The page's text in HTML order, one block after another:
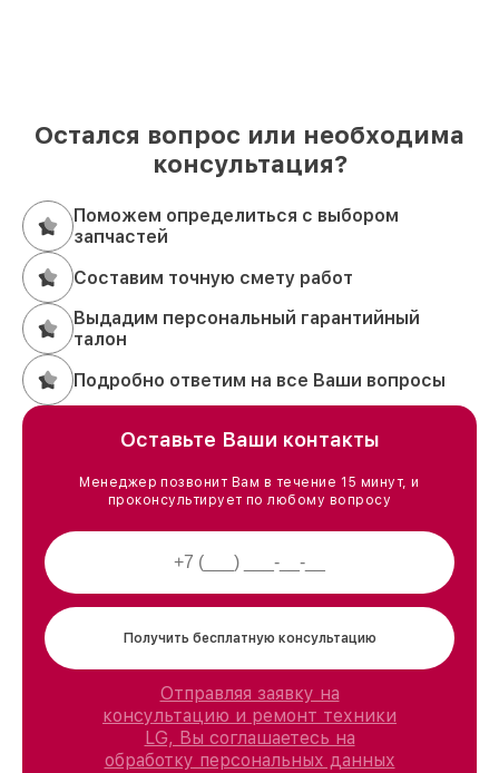
Остался вопрос или необходима
консультация?
Поможем определиться с выбором
запчастей
Составим точную смету работ
Выдадим персональный гарантийный
талон
Подробно ответим на все Ваши вопросы
Оставьте Ваши контакты
Менеджер позвонит Вам в течение 15 минут, и
проконсультирует по любому вопросу
Получить бесплатную консультацию
Отправляя заявку на
консультацию и ремонт техники
LG, Вы соглашаетесь на
обработку персональных данных